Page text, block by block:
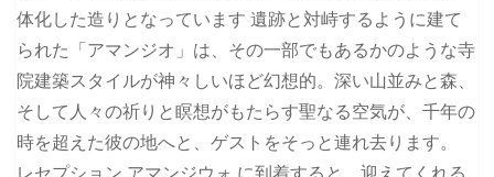
体化した造りとなっています 遺跡と対峙するように建て
られた「アマンジオ」は、その一部でもあるかのような寺
院建築スタイルが神々しいほど幻想的。深い山並みと森、
そして人々の祈りと瞑想がもたらす聖なる空気が、千年の
時を超えた彼の地へと、ゲストをそっと連れ去ります。